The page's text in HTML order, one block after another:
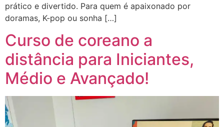
prático e divertido. Para quem é apaixonado por
doramas, K-pop ou sonha […]
Curso de coreano a
distância para Iniciantes,
Médio e Avançado!